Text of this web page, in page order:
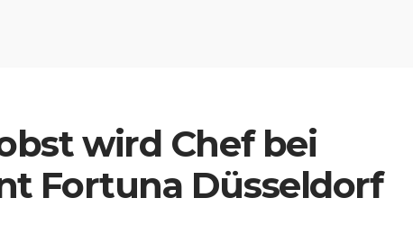
wird Chef bei
Fortuna Düsseldorf